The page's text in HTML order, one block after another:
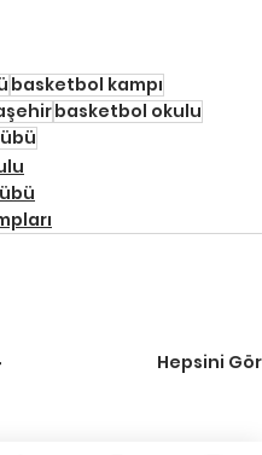
basketbol kampı
basketbol okulu
Hepsini Gör